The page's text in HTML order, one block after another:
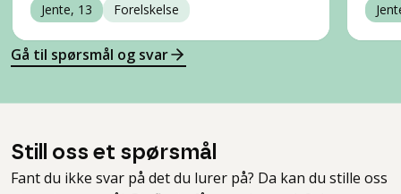
Jente, 13 Forelskelse
Gå til spørsmål og svar
Still oss et spørsmål
Fant du ikke svar på det du lurer på? Da kan du stille oss